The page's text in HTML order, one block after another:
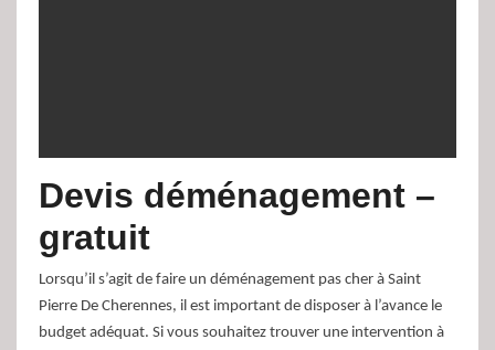
Devis déménagement –
gratuit
Lorsqu’il s’agit de faire un déménagement pas cher à Saint
Pierre De Cherennes, il est important de disposer à l’avance le
budget adéquat. Si vous souhaitez trouver une intervention à